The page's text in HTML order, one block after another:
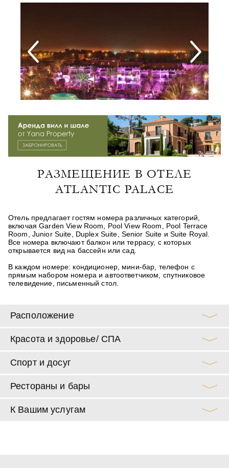
РАЗМЕЩЕНИЕ В ОТЕЛЕ
ATLANTIC PALACE
Отель предлагает гостям номера различных категорий,
включаяGarden View Room Pool View Room
Pool Terrace
Room
Junior Suite Duplex Suite Senior Suite и Suite Royal
Все номера включают балкон или террасу, с которых
открывается вид на бассейн или сад.
В каждом номере: кондиционер, мини-бар, телефон с
прямым набором номера и автоответчиком, спутниковое
телевидение, письменный стол.
Расположение
Красота и здоровье/ СПА
Спорт и досуг
Рестораны и бары
К Вашим услугам